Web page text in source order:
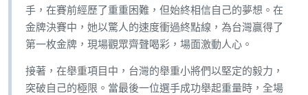
手，在賽前經歷了重重困難，但始終相信自己的夢想。在
金牌決賽中，她以驚人的速度衝過終點線，為台灣贏得了
第一枚金牌，現場觀眾齊聲喝彩，場面激動人心。
接著，在舉重項目中，台灣的舉重小將們以堅定的毅力，
突破自己的極限。當最後一位選手成功舉起重量時，全場